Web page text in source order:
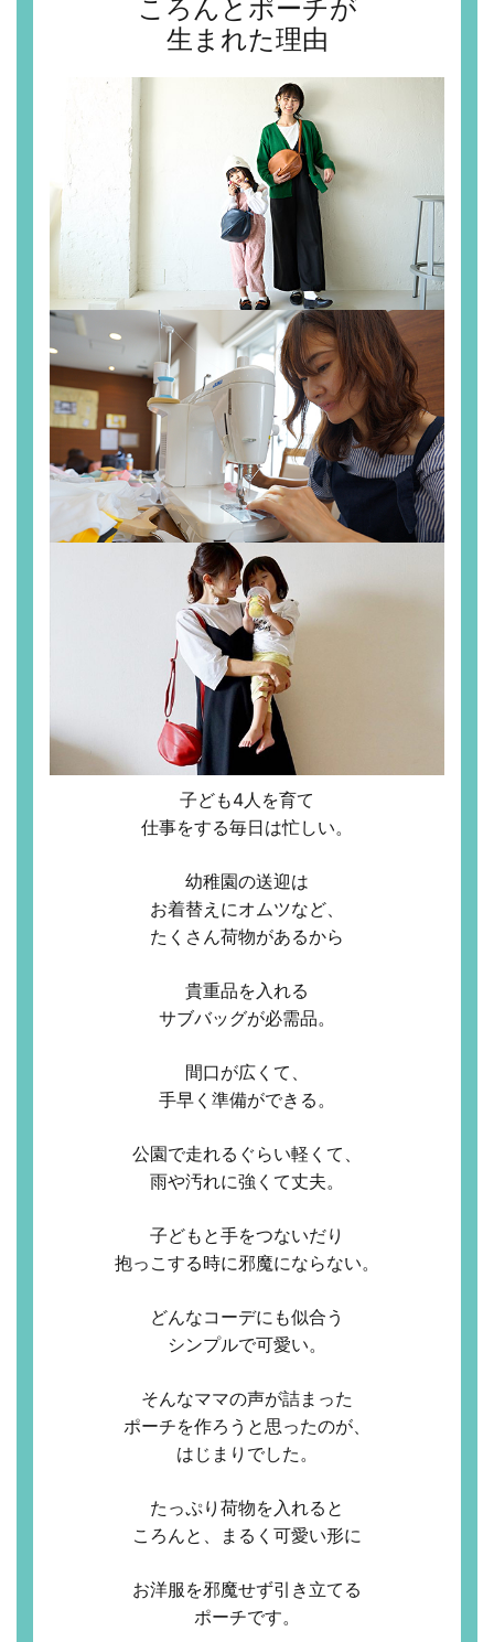
ころんとポーチが
生まれた理由
子ども4人を育て
仕事をする毎日は忙しい。
幼稚園の送迎は
お着替えにオムツなど、
たくさん荷物があるから
貴重品を入れる
サブバッグが必需品。
間口が広くて、
手早く準備ができる。
公園で走れるぐらい軽くて、
雨や汚れに強くて丈夫。
子どもと手をつないだり
抱っこする時に邪魔にならない。
どんなコーデにも似合う
シンプルで可愛い。
そんなママの声が詰まった
ポーチを作ろうと思ったのが、
はじまりでした。
たっぷり荷物を入れると
ころんと、まるく可愛い形に
お洋服を邪魔せず引き立てる
ポーチです。